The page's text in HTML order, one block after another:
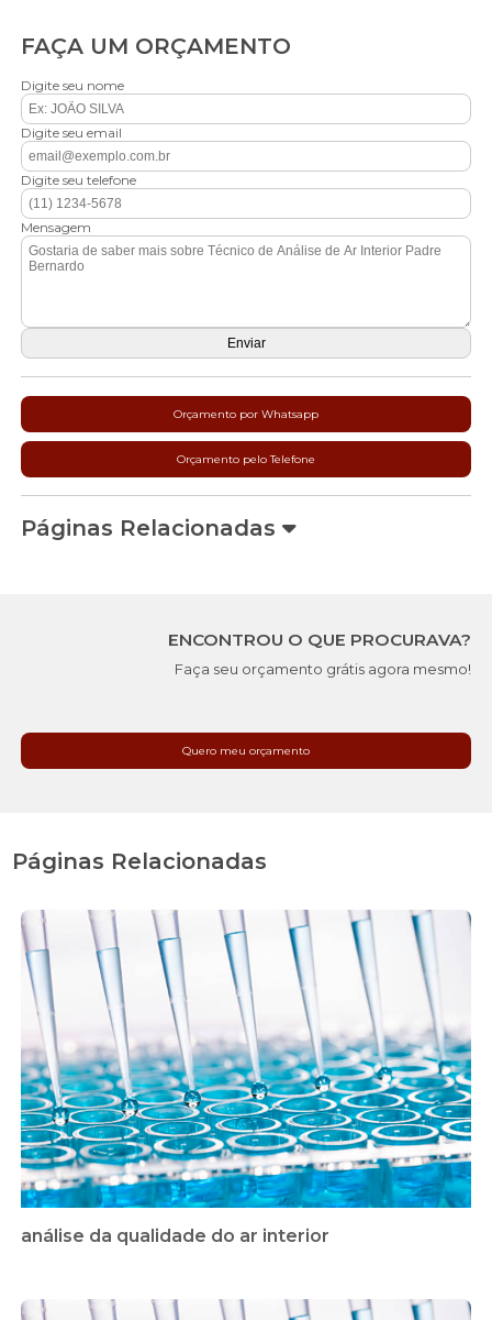
FAÇA UM ORÇAMENTO
Digite seu nome
Digite seu email
Digite seu telefone
Mensagem
Orçamento por Whatsapp
Orçamento pelo Telefone
Páginas Relacionadas
ENCONTROU O QUE PROCURAVA?
Faça seu orçamento grátis agora mesmo!
Quero meu orçamento
Páginas Relacionadas
análise da qualidade do ar interior